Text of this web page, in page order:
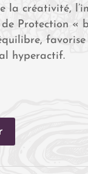
la créativité,
de Protection «
favorise
hyperactif.